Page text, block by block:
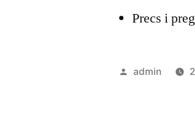
Precs i
Publicat
admin